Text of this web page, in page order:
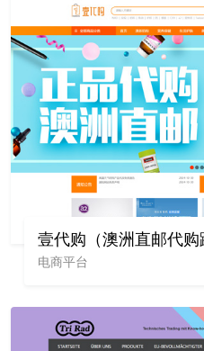
壹代购（澳洲直邮代购
电商平台